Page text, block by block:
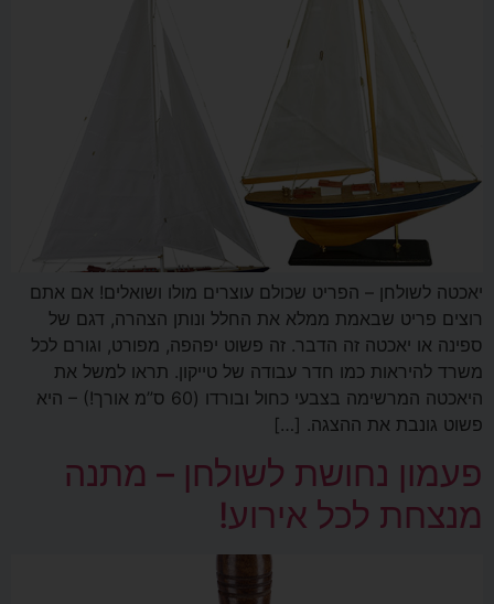
יאכטה לשולחן – הפריט שכולם עוצרים מולו ושואלים! אם אתם
רוצים פריט שבאמת ממלא את החלל ונותן הצהרה, דגם של
ספינה או יאכטה זה הדבר. זה פשוט יפהפה, מפורט, וגורם לכל
משרד להיראות כמו חדר עבודה של טייקון. תראו למשל את
היאכטה המרשימה בצבעי כחול ובורדו (60 ס”מ אורך!) – היא
פשוט גונבת את ההצגה. […]
פעמון נחושת לשולחן – מתנה
מנצחת לכל אירוע!